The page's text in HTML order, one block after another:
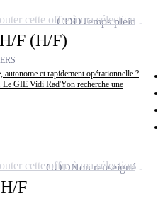
F (H/F)
autonome et rapidement opérationnelle ?
Le GIE Vidi Rad'Yon recherche une
CDDTemps plein
cette offre à ma sélection
F
CDDNon renseigné
cette offre à ma sélection